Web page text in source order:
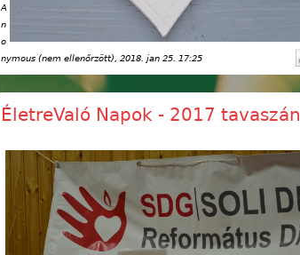
A
n
o
nymous (nem ellenőrzött) , 2018. jan 25. 17:25
ÉletreValó Napok - 2017 tavaszán